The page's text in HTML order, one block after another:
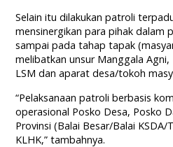
Selain itu dilakukan patroli
mensinergikan para pihak dalam
sampai pada tahap tapak
melibatkan unsur Manggala
LSM dan aparat desa/tokoh
“Pelaksanaan patroli berbasis
operasional Posko Desa, Posko
Provinsi (Balai Besar/Balai
KLHK,” tambahnya.